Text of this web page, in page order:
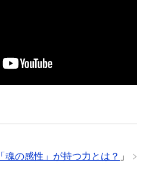
「魂の感性」が持つ力とは？ 」